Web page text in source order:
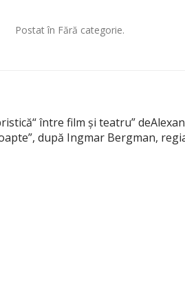
Postat în Fără categorie.
între film şi teatru”
după Ingmar Bergman,